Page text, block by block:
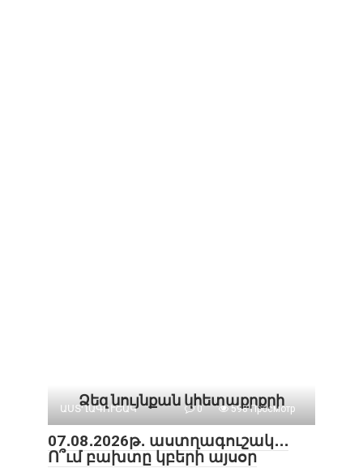
Ձեզ նույնքան կհետաքրքրի
ԱՍՏՂԱԳՈՒՇԱԿ 0 598 Просмотр
07․08․2026թ․ աստղագուշակ․․․
Ո՞ւմ բախտը կբերի այսօր